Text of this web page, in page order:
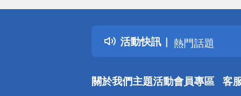
活動快訊
詐騙網頁！請
得獎公告
熱門話題
銀行優惠
詐騙網頁！請
關於我們主題活動會員專區 客